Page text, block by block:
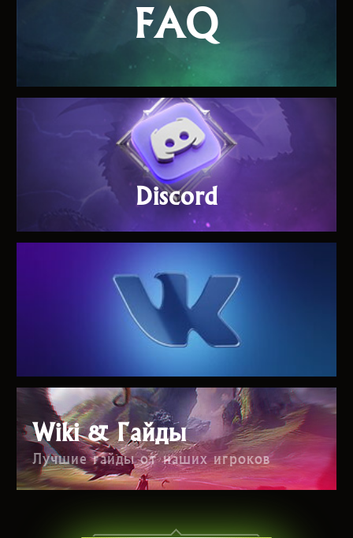
FAQ
Discord
Wiki & Гайды
Лучшие гайды от наших игроков